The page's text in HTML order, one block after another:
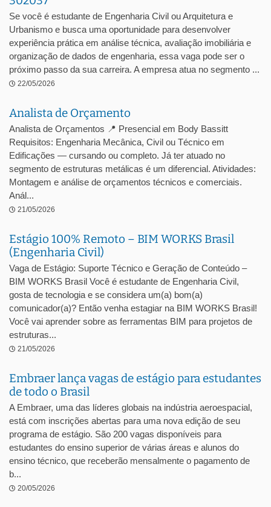
Se você é estudante de Engenharia Civil ou Arquitetura e
Urbanismo e busca uma oportunidade para desenvolver
experiência prática em análise técnica, avaliação imobiliária e
organização de dados de engenharia, essa vaga pode ser o
próximo passo da sua carreira. A empresa atua no segmento ...
22/05/2026
Analista de Orçamento
Analista de Orçamentos 📍 Presencial em Body Bassitt
Requisitos: Engenharia Mecânica, Civil ou Técnico em
Edificações — cursando ou completo. Já ter atuado no
segmento de estruturas metálicas é um diferencial. Atividades:
Montagem e análise de orçamentos técnicos e comerciais.
Anál...
21/05/2026
Estágio 100% Remoto – BIM WORKS Brasil
(Engenharia Civil)
Vaga de Estágio: Suporte Técnico e Geração de Conteúdo –
BIM WORKS Brasil Você é estudante de Engenharia Civil,
gosta de tecnologia e se considera um(a) bom(a)
comunicador(a)? Então venha estagiar na BIM WORKS Brasil!
Você vai aprender sobre as ferramentas BIM para projetos de
estruturas...
21/05/2026
Embraer lança vagas de estágio para estudantes
de todo o Brasil
A Embraer, uma das líderes globais na indústria aeroespacial,
está com inscrições abertas para uma nova edição de seu
programa de estágio. São 200 vagas disponíveis para
estudantes do ensino superior de várias áreas e alunos do
ensino técnico, que receberão mensalmente o pagamento de
b...
20/05/2026